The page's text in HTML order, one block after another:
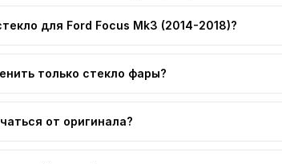
для Ford Focus Mk3 (2014-2018)?
только стекло фары?
от оригинала?